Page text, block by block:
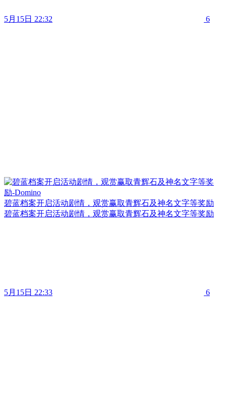
5月15日 22:32 6
碧蓝档案开启活动剧情，观赏赢取青辉石及神名文字等奖励
碧蓝档案开启活动剧情，观赏赢取青辉石及神名文字等奖励
5月15日 22:33 6